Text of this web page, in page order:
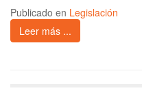
Publicado en Legislación
Leer más ...